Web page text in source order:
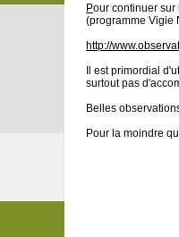
Pour continuer
(programme Vigie
http://
Il est primordial
surtout pas
Belles
Pour la moindre